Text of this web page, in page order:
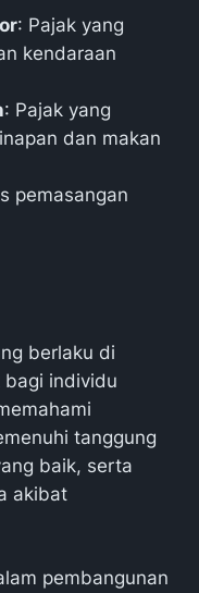
: Pajak yang
kendaraan
: Pajak yang
dan makan
pemasangan
berlaku di
bagi individu
tanggung
baik, serta
akibat
pembangunan